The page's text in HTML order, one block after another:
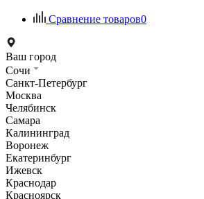
Сравнение товаров0
Ваш город
Сочи
Санкт-Петербург
Москва
Челябинск
Самара
Калининград
Воронеж
Екатеринбург
Ижевск
Краснодар
Красноярск